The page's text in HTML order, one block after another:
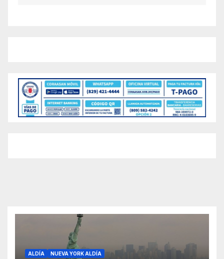
ALDÍA NUEVA YORK ALDÍA